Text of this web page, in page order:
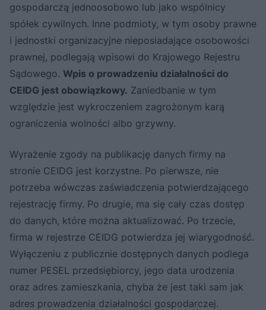
gospodarczą jednoosobowo lub jako wspólnicy
spółek cywilnych. Inne podmioty, w tym osoby prawne
i jednostki organizacyjne nieposiadające osobowości
prawnej, podlegają wpisowi do Krajowego Rejestru
Sądowego. Wpis o prowadzeniu działalności do
CEIDG jest obowiązkowy. Zaniedbanie w tym
względzie jest wykroczeniem zagrożonym karą
ograniczenia wolności albo grzywny.
Wyrażenie zgody na publikację danych firmy na
stronie CEIDG jest korzystne. Po pierwsze, nie
potrzeba wówczas zaświadczenia potwierdzającego
rejestrację firmy. Po drugie, ma się cały czas dostęp
do danych, które można aktualizować. Po trzecie,
firma w rejestrze CEIDG potwierdza jej wiarygodność.
Wyłączeniu z publicznie dostępnych danych podlega
numer PESEL przedsiębiorcy, jego data urodzenia
oraz adres zamieszkania, chyba że jest taki sam jak
adres prowadzenia działalności gospodarczej.